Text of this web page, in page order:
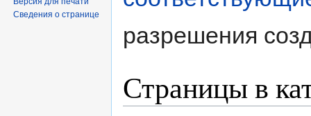
разрешения
Страницы в
Сведения о странице